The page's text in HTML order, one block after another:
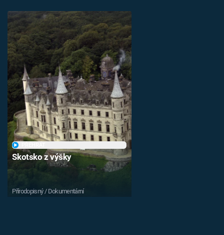
Skotsko z výšky
Přírodopisný / Dokumentární